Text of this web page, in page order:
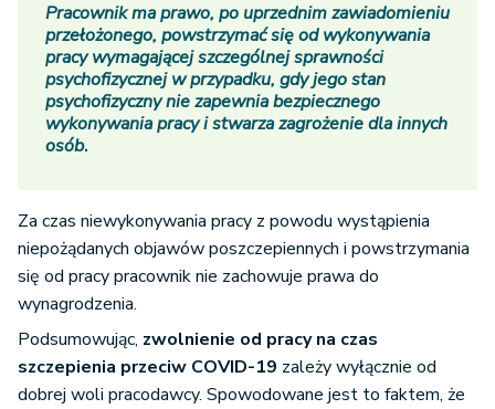
Pracownik ma prawo, po uprzednim zawiadomieniu
przełożonego, powstrzymać się od wykonywania
pracy wymagającej szczególnej sprawności
psychofizycznej w przypadku, gdy jego stan
psychofizyczny nie zapewnia bezpiecznego
wykonywania pracy i stwarza zagrożenie dla innych
osób.
Za czas niewykonywania pracy z powodu wystąpienia
niepożądanych objawów poszczepiennych i powstrzymania
się od pracy pracownik nie zachowuje prawa do
wynagrodzenia.
Podsumowując, zwolnienie od pracy na czas
szczepienia przeciw COVID-19 zależy wyłącznie od
dobrej woli pracodawcy. Spowodowane jest to faktem, że